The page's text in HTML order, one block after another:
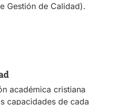
Gestión de Calidad).
académica cristiana
capacidades de cada